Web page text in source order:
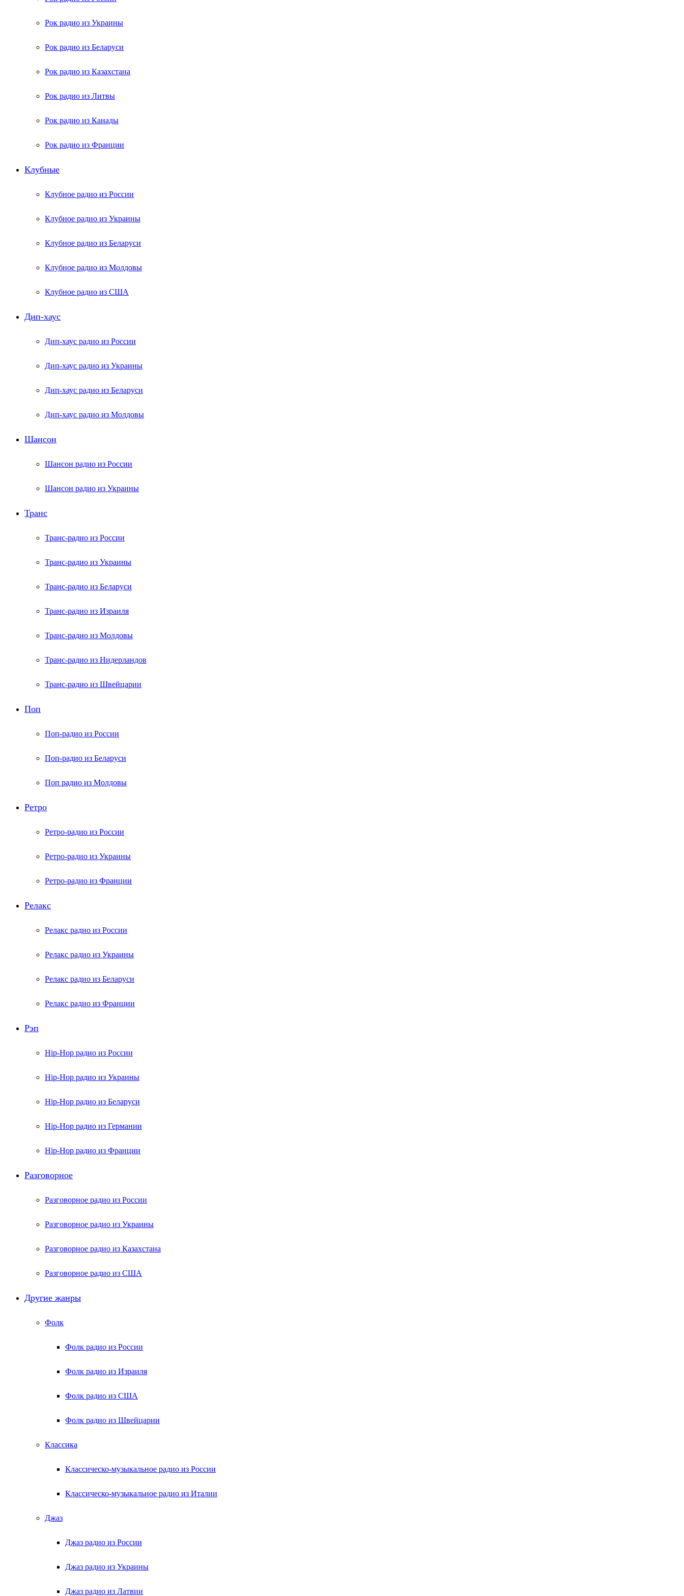
Рок радио из Украины
Рок радио из Беларуси
Рок радио из Казахстана
Рок радио из Литвы
Рок радио из Канады
Рок радио из Франции
Клубные
Клубное радио из России
Клубное радио из Украины
Клубное радио из Беларуси
Клубное радио из Молдовы
Клубное радио из США
Дип-хаус
Дип-хаус радио из России
Дип-хаус радио из Украины
Дип-хаус радио из Беларуси
Дип-хаус радио из Молдовы
Шансон
Шансон радио из России
Шансон радио из Украины
Транс
Транс-радио из России
Транс-радио из Украины
Транс-радио из Беларуси
Транс-радио из Израиля
Транс-радио из Молдовы
Транс-радио из Нидерландов
Транс-радио из Швейцарии
Поп
Поп-радио из России
Поп-радио из Беларуси
Поп радио из Молдовы
Ретро
Ретро-радио из России
Ретро-радио из Украины
Ретро-радио из Франции
Релакс
Релакс радио из России
Релакс радио из Украины
Релакс радио из Беларуси
Релакс радио из Франции
Рэп
Hip-Hop радио из России
Hip-Hop радио из Украины
Hip-Hop радио из Беларуси
Hip-Hop радио из Германии
Hip-Hop радио из Франции
Разговорное
Разговорное радио из России
Разговорное радио из Украины
Разговорное радио из Казахстана
Разговорное радио из США
Другие жанры
Фолк
Фолк радио из России
Фолк радио из Израиля
Фолк радио из США
Фолк радио из Швейцарии
Классика
Классическо-музыкальное радио из России
Классическо-музыкальное радио из Италии
Джаз
Джаз радио из России
Джаз радио из Украины
Джаз радио из Латвии